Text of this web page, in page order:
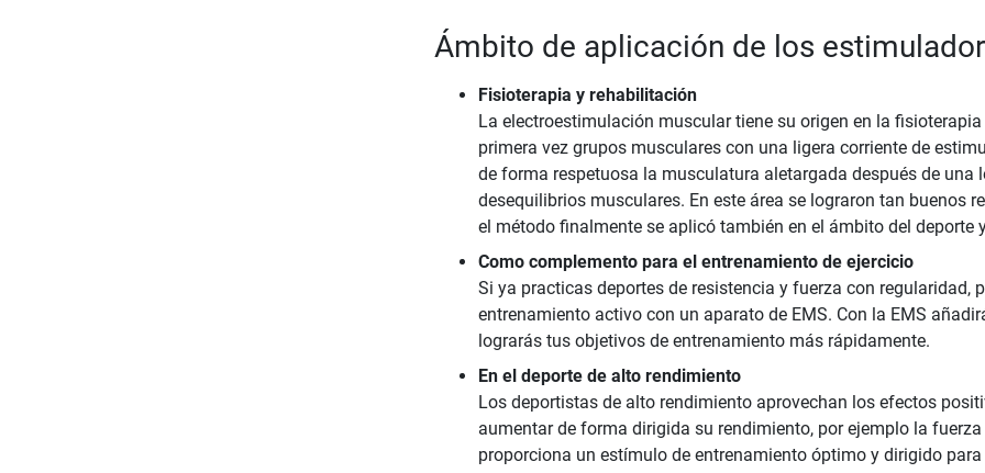
Ámbito de aplicación de los
Fisioterapia y rehabilitación
La electroestimulación muscular tiene su origen en la
primera vez grupos musculares con una ligera corriente de
de forma respetuosa la musculatura aletargada después de una
desequilibrios musculares. En este área se lograron tan buenos
el método finalmente se aplicó también en el ámbito del deporte
Como complemento para el entrenamiento de ejercicio
Si ya practicas deportes de resistencia y fuerza con regularidad,
entrenamiento activo con un aparato de EMS. Con la EMS
lograrás tus objetivos de entrenamiento más rápidamente.
En el deporte de alto rendimiento
Los deportistas de alto rendimiento aprovechan los efectos
aumentar de forma dirigida su rendimiento, por ejemplo la
proporciona un estímulo de entrenamiento óptimo y dirigido